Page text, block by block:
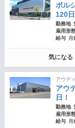
ポル
120日
勤務地
雇用形
給与
気になる
アウデ
アウ
日！
勤務地
雇用形
給与